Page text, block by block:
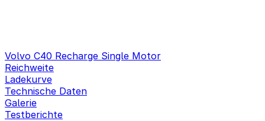
Volvo C40 Recharge Single Motor
Reichweite
Ladekurve
Technische Daten
Galerie
Testberichte